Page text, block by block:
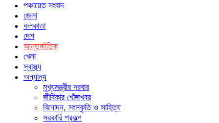
পঞ্চায়েত সংবাদ
জেলা
কলকাতা
দেশ
আন্তর্জাতিক
খেলা
স্বাস্থ্য
অন্যান্য
মুখ্যমন্ত্রীর দরবার
জীবিকার খোঁজখবর
বিনোদন, সংস্কৃতি ও সাহিত্য
সরকারি প্রকল্প